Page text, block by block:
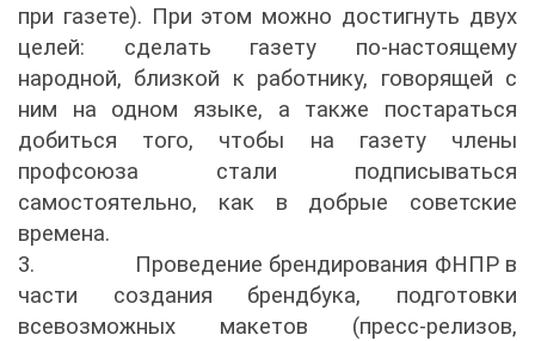
при газете). При этом можно достигнуть двух
целей: сделать газету по-настоящему
народной, близкой к работнику, говорящей с
ним на одном языке, а также постараться
добиться того, чтобы на газету члены
профсоюза стали подписываться
самостоятельно, как в добрые советские
времена.
3. Проведение брендирования ФНПР в
части создания брендбука, подготовки
всевозможных макетов (пресс-релизов,